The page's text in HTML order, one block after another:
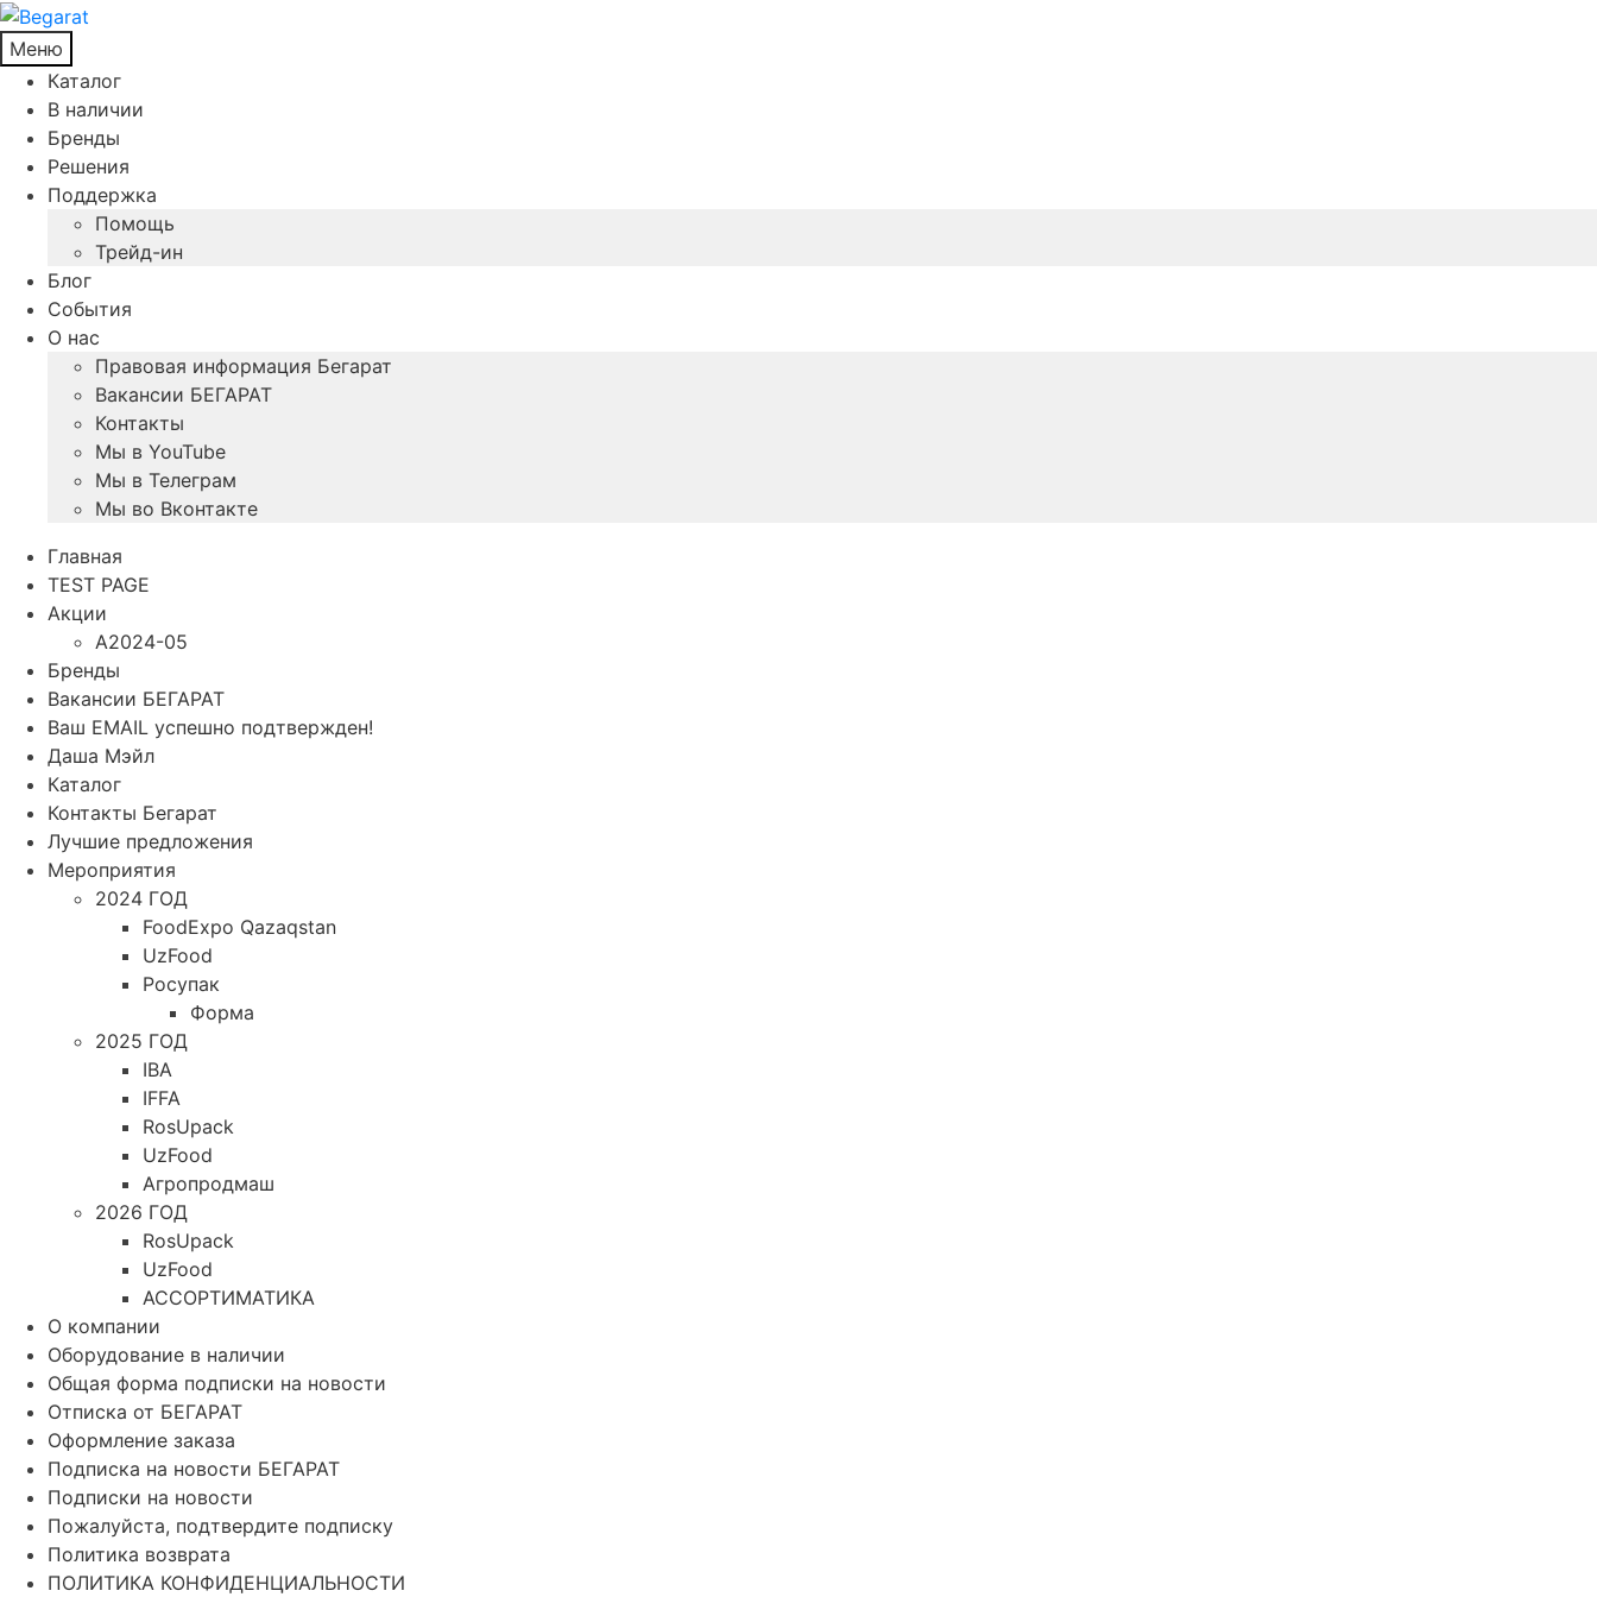
Меню
Каталог
В наличии
Бренды
Решения
Поддержка
Помощь
Трейд-ин
Блог
События
О нас
Правовая информация Бегарат
Вакансии БЕГАРАТ
Контакты
Мы в YouTube
Мы в Телеграм
Мы во Вконтакте
Главная
TEST PAGE
Акции
A2024-05
Бренды
Вакансии БЕГАРАТ
Ваш EMAIL успешно подтвержден!
Даша Мэйл
Каталог
Контакты Бегарат
Лучшие предложения
Мероприятия
2024 ГОД
FoodExpo Qazaqstan
UzFood
Росупак
Форма
2025 ГОД
IBA
IFFA
RosUpack
UzFood
Агропродмаш
2026 ГОД
RosUpack
UzFood
АССОРТИМАТИКА
О компании
Оборудование в наличии
Общая форма подписки на новости
Отписка от БЕГАРАТ
Оформление заказа
Подписка на новости БЕГАРАТ
Подписки на новости
Пожалуйста, подтвердите подписку
Политика возврата
ПОЛИТИКА КОНФИДЕНЦИАЛЬНОСТИ